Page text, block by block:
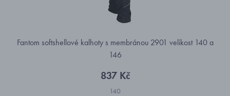
Fantom softshellové kalhoty s membránou 2901 velikost 140 a
146
837 Kč
140